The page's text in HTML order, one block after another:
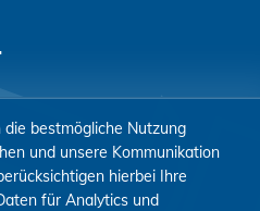
bestmögliche Nutzung
und unsere Kommunikation
hierbei Ihre
für Analytics und